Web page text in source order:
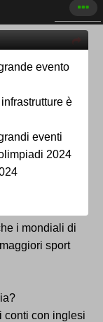
evento
è
eventi
2024
non ha
i mondiali di
sport
conti con inglesi